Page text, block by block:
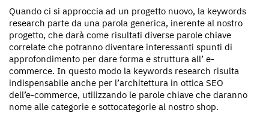
Quando ci si approccia ad un progetto nuovo, la keywords
research parte da una parola generica, inerente al nostro
progetto, che darà come risultati diverse parole chiave
correlate che potranno diventare interessanti spunti di
approfondimento per dare forma e struttura all’ e-
commerce. In questo modo la keywords research risulta
indispensabile anche per l’architettura in ottica SEO
dell’e-commerce, utilizzando le parole chiave che daranno
nome alle categorie e sottocategorie al nostro shop.